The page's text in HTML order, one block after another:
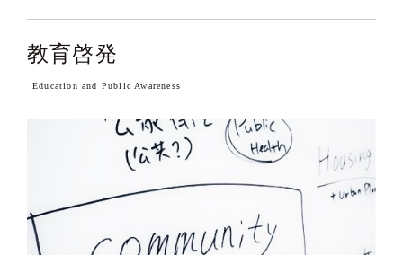
教育啓発
Education and Public Awareness